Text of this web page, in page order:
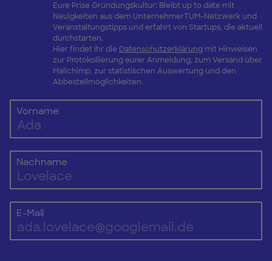
Eure Prise Gründungskultur: Bleibt up to date mit
Neuigkeiten aus dem UnternehmerTUM-Netzwerk und
Veranstaltungstipps und erfahrt von Startups, die aktuell
durchstarten.
Hier findet ihr die Datenschutzerklärungmit Hinweisen
zur Protokollierung eurer Anmeldung, zum Versand über
Mailchimp, zur statistischen Auswertung und den
Abbestellmöglichkeiten.
Vorname
Nachname
E-Mail